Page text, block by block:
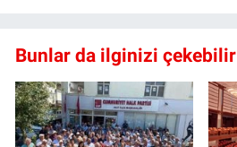
Bunlar da ilginizi çekebilir